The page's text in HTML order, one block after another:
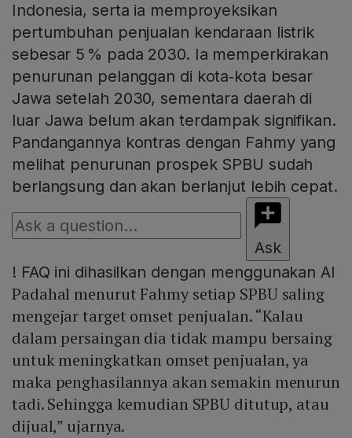
Indonesia, serta ia memproyeksikan
pertumbuhan penjualan kendaraan listrik
sebesar 5 % pada 2030. Ia memperkirakan
penurunan pelanggan di kota‑kota besar
Jawa setelah 2030, sementara daerah di
luar Jawa belum akan terdampak signifikan.
Pandangannya kontras dengan Fahmy yang
melihat penurunan prospek SPBU sudah
berlangsung dan akan berlanjut lebih cepat.
Ask
! FAQ ini dihasilkan dengan menggunakan AI
Padahal menurut Fahmy setiap SPBU saling
mengejar target omset penjualan. “Kalau
dalam persaingan dia tidak mampu bersaing
untuk meningkatkan omset penjualan, ya
maka penghasilannya akan semakin menurun
tadi. Sehingga kemudian SPBU ditutup, atau
dijual,” ujarnya.